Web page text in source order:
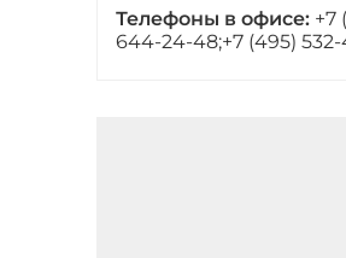
Телефоны в офисе: +7
644-24-48;+7 (495)